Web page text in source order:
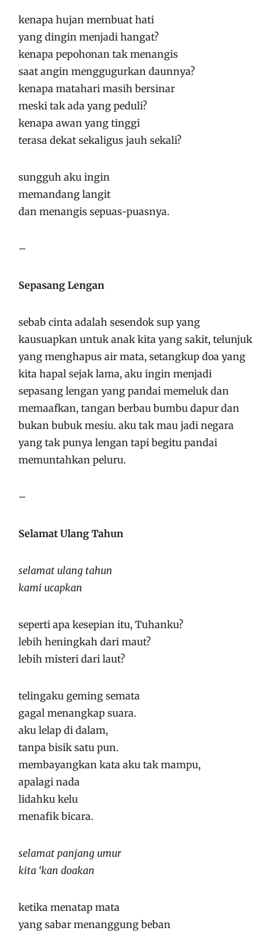
kenapa hujan membuat hati
yang dingin menjadi hangat?
kenapa pepohonan tak menangis
saat angin menggugurkan daunnya?
kenapa matahari masih bersinar
meski tak ada yang peduli?
kenapa awan yang tinggi
terasa dekat sekaligus jauh sekali?
sungguh aku ingin
memandang langit
dan menangis sepuas-puasnya.
–
Sepasang Lengan
sebab cinta adalah sesendok sup yang
kausuapkan untuk anak kita yang sakit, telunjuk
yang menghapus air mata, setangkup doa yang
kita hapal sejak lama, aku ingin menjadi
sepasang lengan yang pandai memeluk dan
memaafkan, tangan berbau bumbu dapur dan
bukan bubuk mesiu. aku tak mau jadi negara
yang tak punya lengan tapi begitu pandai
memuntahkan peluru.
–
Selamat Ulang Tahun
selamat ulang tahun
kami ucapkan
seperti apa kesepian itu, Tuhanku?
lebih heningkah dari maut?
lebih misteri dari laut?
telingaku geming semata
gagal menangkap suara.
aku lelap di dalam,
tanpa bisik satu pun.
membayangkan kata aku tak mampu,
apalagi nada
lidahku kelu
menafik bicara.
selamat panjang umur
kita ‘kan doakan
ketika menatap mata
yang sabar menanggung beban